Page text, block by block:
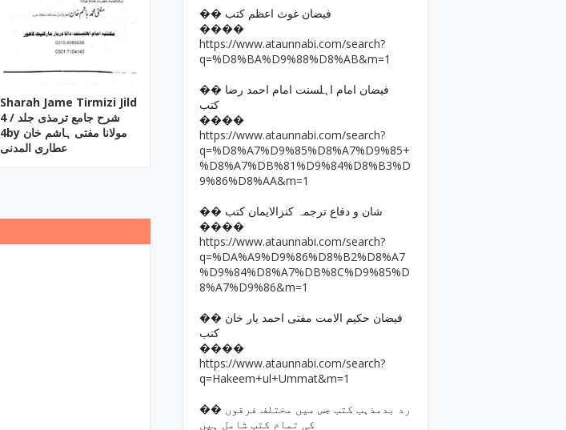
Sharah Jame Tirmizi Jild
‎4 / شرح جامع ترمذی جلد
4by ‎مولانا مفتی ہاشم خان
عطاری المدنی
�� فیضان غوث اعظم کتب
����
https://www.ataunnabi.com/search?
q=%D8%BA%D9%88%D8%AB&m=1
�� فیضان امام اہلسنت امام احمد رضا
کتب
����
https://www.ataunnabi.com/search?
q=%D8%A7%D9%85%D8%A7%D9%85+
%D8%A7%DB%81%D9%84%D8%B3%D
9%86%D8%AA&m=1
�� شان و دفاع ترجمہ کنزالایمان کتب
����
https://www.ataunnabi.com/search?
q=%DA%A9%D9%86%D8%B2%D8%A7
%D9%84%D8%A7%DB%8C%D9%85%D
8%A7%D9%86&m=1
�� فیضان حکیم الامت مفتی احمد یار خان
کتب
����
https://www.ataunnabi.com/search?
q=Hakeem+ul+Ummat&m=1
�� رد بدمذہب کتب جس میں مختلف فرقوں
کی تمام کتب شامل ہیں